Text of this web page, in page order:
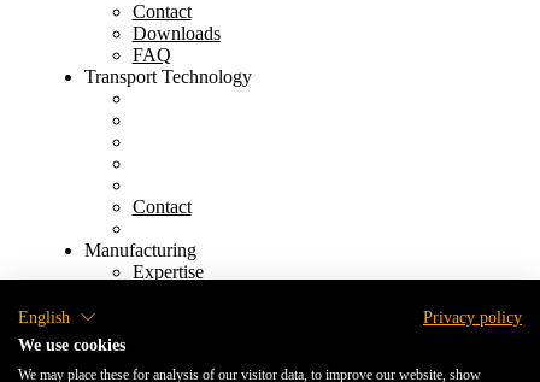
Contact
Downloads
FAQ
Transport Technology
Contact
Manufacturing
Expertise
English
Privacy policy
We use cookies
We may place these for analysis of our visitor data, to improve our website, show